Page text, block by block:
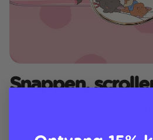
Snappen,
De purrfecte telefoondag: